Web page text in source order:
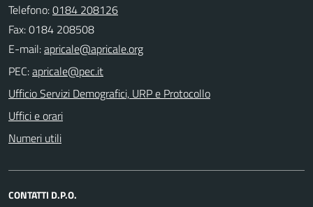
Telefono:0184 208126
Fax: 0184 208508
E-mail:
PEC:
Ufficio Servizi Demografici, URP e Protocollo
Uffici e orari
Numeri utili
CONTATTI D.P.O.